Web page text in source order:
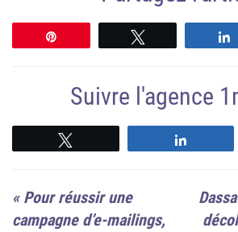
Suivre l'agence
« Pour réussir une
campagne d’e-mailings,